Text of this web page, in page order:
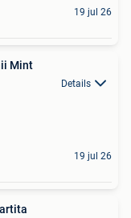
19 jul 26
Mint
Details
19 jul 26